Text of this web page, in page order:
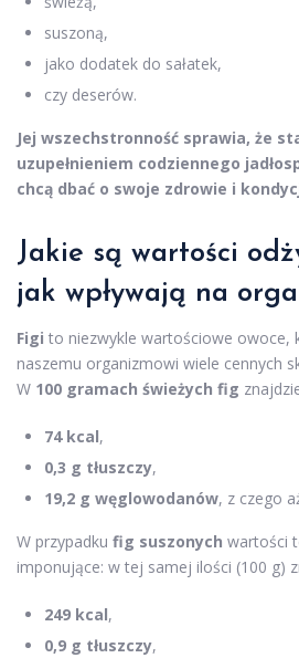
suszoną,
jako dodatek do sałatek,
czy deserów.
Jej wszechstronność sprawia, że
uzupełnieniem codziennego
chcą dbać o swoje zdrowie i
Jakie są wartości
jak wpływają na
Figi to niezwykle wartościowe owoce,
naszemu organizmowi wiele cennych
W 100 gramach świeżych fig
74 kcal,
0,3 g tłuszczy,
19,2 g węglowodanów, z czego
W przypadku fig suszonych wartości
imponujące: w tej samej ilości (100 g)
249 kcal,
0,9 g tłuszczy,